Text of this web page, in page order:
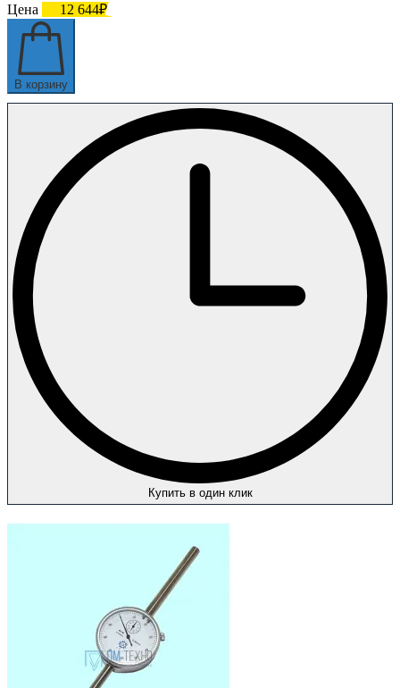
Цена
12 644₽
В корзину
Купить в один клик